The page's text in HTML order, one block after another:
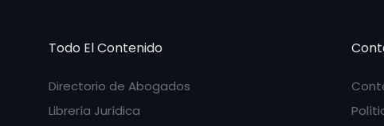
Todo El Contenido
Directorio de Abogados
Librería Jurídica